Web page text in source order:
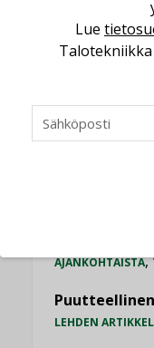
LEHDEN
”Asiakkaat
yhdistävät
saman katon
AJANKOHTAISTA,
LEHDEN
Lue